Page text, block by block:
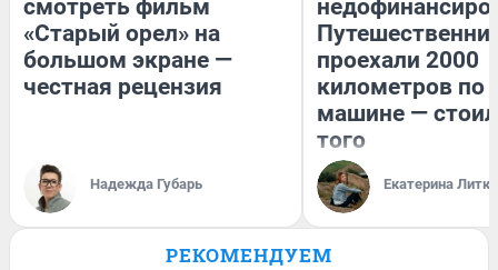
смотреть фильм
«Старый орел» на
большом экране —
честная рецензия
Надежда Губарь
проехали 2000
километров по
машине —
того
Екатерина
РЕКОМЕНДУЕМ